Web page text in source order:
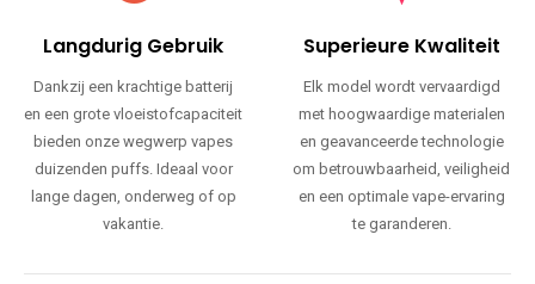
Langdurig Gebruik
Dankzij een krachtige batterij
en een grote vloeistofcapaciteit
bieden onze wegwerp vapes
duizenden puffs. Ideaal voor
lange dagen, onderweg of op
vakantie.
Superieure Kwaliteit
Elk model wordt vervaardigd
met hoogwaardige materialen
en geavanceerde technologie
om betrouwbaarheid, veiligheid
en een optimale vape-ervaring
te garanderen.